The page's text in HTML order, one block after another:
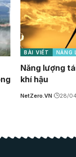
BÀI VIẾT NĂNG
Năng lượng
khí hậu
NetZero.VN 28/